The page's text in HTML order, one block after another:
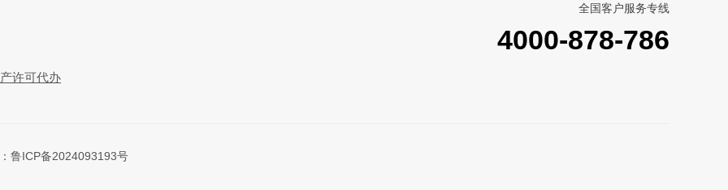
全国客户服务专线
4000-878-786
许可代办
鲁ICP备2024093193号